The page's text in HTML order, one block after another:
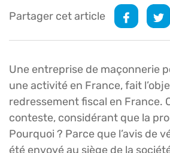
Partager cet article
Une entreprise de maçonnerie
une activité en France, fait
redressement fiscal en France.
conteste, considérant que la
Pourquoi ? Parce que l’avis de
été envoyé au siège de la